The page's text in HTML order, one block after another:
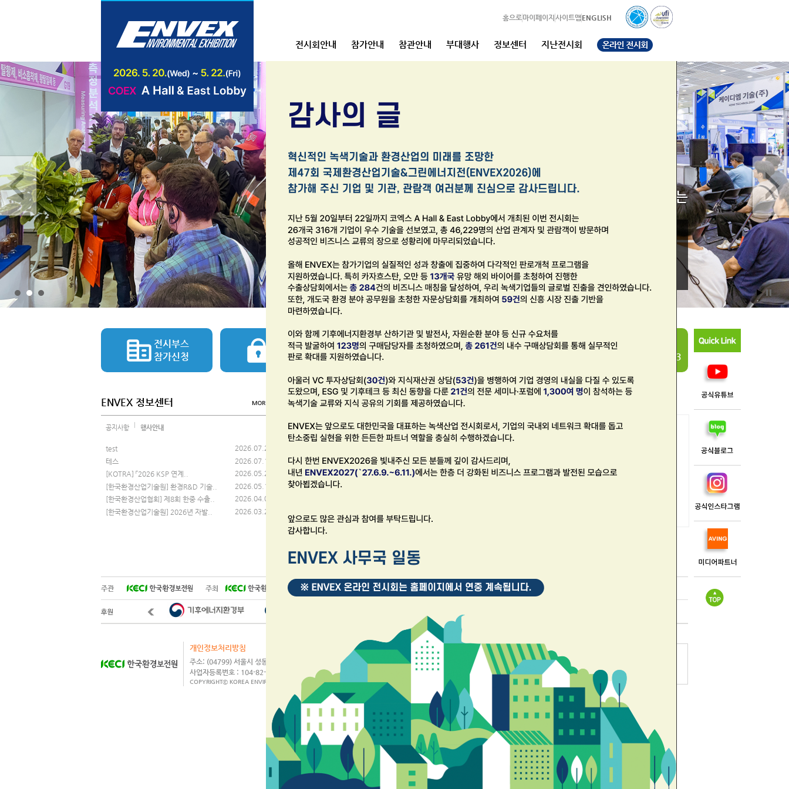
홈으로마이페이지 사이트맵ENGLISH
전시회안내 참가안내 참관안내 부대행사 정보센터 지난전시회
환경산업 & 탄소중립 기술 유망 기업과 함께하는
제47회 국제환경산업기술
&그린에너지전
전시부스
참가신청
참가기업
로그인
전시참관
브로슈어
전시회 문의
02. 3407. 1540~1543
ENVEX 정보센터
공지사항 행사안내
test
2026.07.21
테스
2026.07.15
[KOTRA] 「2026 KSP 연계..
2026.05.26
[한국환경산업기술원] 환경R&D 기술..
2026.05.11
[한국환경산업협회] 제8회 한중 수출..
2026.04.02
[한국환경산업기술원] 2026년 자발..
2026.03.27
ENVEX 배너존
주관 주최
개인정보처리방침
주소: (04799) 서울시 성동구 광나루로 320-2 YD빌딩 TEL: 02-3407-1540~1543 Fax: 02-3409-8351
사업자등록번호 : 104-82-04056 / 대표자 : 신진수
COPYRIGHTⓒ KOREA ENVIRONMENTAL CONSERVATION INSTITUTE ALL RESERVED.